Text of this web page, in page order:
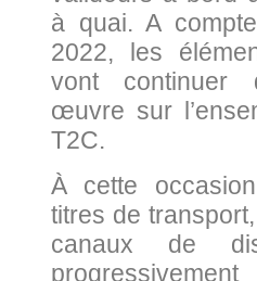
à quai. A
2022, les
vont continuer
œuvre sur
T2C.
À cette
titres de
canaux de